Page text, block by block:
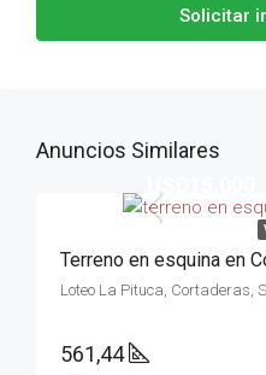
Solicitar
Anuncios Similares
Loteo La Pituca, Cortaderas,
561,44